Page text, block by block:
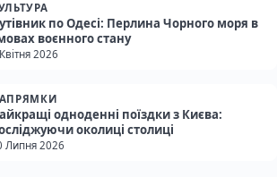
по Одесі: Перлина Чорного моря в
воєнного стану
2026
одноденні поїздки з Києва:
околиці столиці
Липня 2026